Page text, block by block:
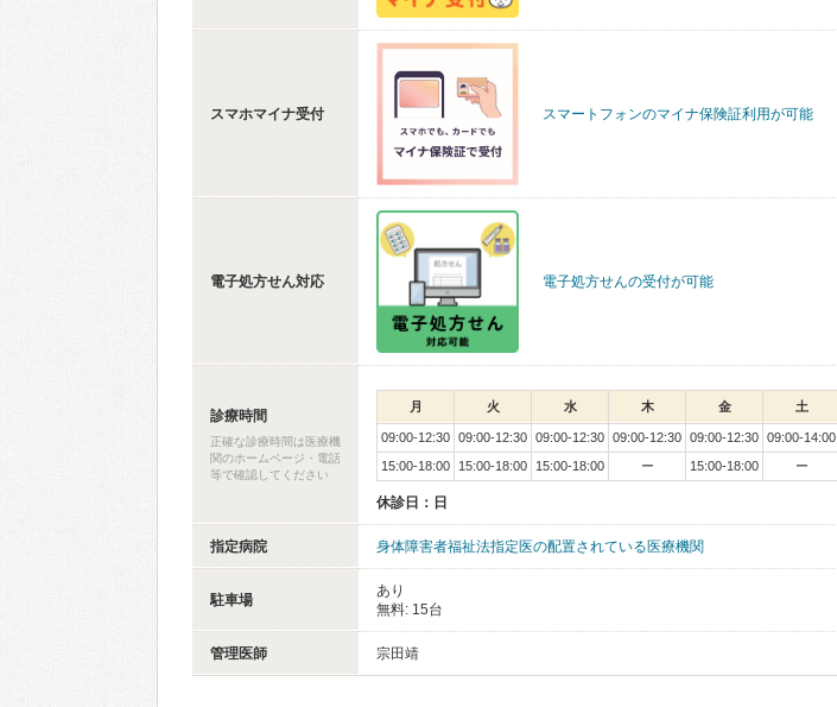
スマホマイナ受付 スマートフォンのマイナ保険証利用が可能
電子処方せん対応 電子処方せんの受付が可能
診療時間
正確な診療時間は医療機
関のホームページ・電話
等で確認してください
月 火 水 木 金 土
09:00-12:30 09:00-12:30 09:00-12:30 09:00-12:30 09:00-12:30 09:00-14:00
15:00-18:00
15:00-18:00 15:00-18:00 ー 15:00-18:00 ー
休診日：日
指定病院 身体障害者福祉法指定医の配置されている医療機関
駐車場
あり
無料: 15台
管理医師 宗田靖